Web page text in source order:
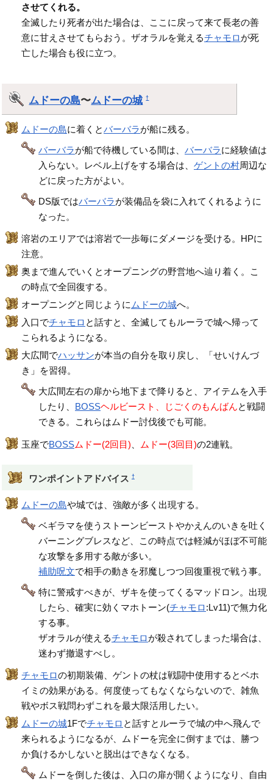
させてくれる。
全滅したり死者が出た場合は、ここに戻って来て長老の善
意に甘えさせてもらおう。ザオラルを覚えるチャモロが死
亡した場合も役に立つ。
ムドーの島〜ムドーの城 †
ムドーの島に着くとバーバラが船に残る。
バーバラが船で待機している間は、バーバラに経験値は
入らない。レベル上げをする場合は、ゲントの村周辺な
どに戻った方がよい。
DS版ではバーバラが装備品を袋に入れてくれるように
なった。
溶岩のエリアでは溶岩で一歩毎にダメージを受ける。HPに
注意。
奥まで進んでいくとオープニングの野営地へ辿り着く。こ
の時点で全回復する。
オープニングと同じように ムドーの城へ。
入口でチャモロ と話すと、全滅してもルーラで城へ帰って
こられるようになる。
大広間でハッサンが本当の自分を取り戻し、「せいけんづ
き」を習得。
大広間左右の扉から地下まで降りると、アイテムを入手
したり、 BOSSヘルビースト、じごくのもんばんと戦闘
できる。これらはムドー討伐後でも可能。
玉座でBOSSムドー(2回目) ムドー(3回目)の2連戦。
ワンポイントアドバイス †
ムドーの島や城では、強敵が多く出現する。
ベギラマを使うストーンビーストやかえんのいきを吐く
バーニングブレスなど、この時点では軽減がほぼ不可能
な攻撃を多用する敵が多い。
補助呪文で相手の動きを邪魔しつつ回復重視で戦う事。
特に警戒すべきが、ザキを使ってくるマッドロン。出現
したら、確実に効くマホトーン(チャモロ:Lv11)で無力化
する事。
ザオラルが使えるチャモロが殺されてしまった場合は、
迷わず撤退すべし。
チャモロの初期装備、ゲントの杖は戦闘中使用するとベホ
イミの効果がある。何度使ってもなくならないので、雑魚
戦やボス戦問わずこれを最大限活用したい。
ムドーの城1Fでチャモロ と話すとルーラで城の中へ飛んで
来られるようになるが、ムドーを完全に倒すまでは、勝つ
か負けるかしないと脱出はできなくなる。
ムドーを倒した後は、入口の扉が開くようになり、自由